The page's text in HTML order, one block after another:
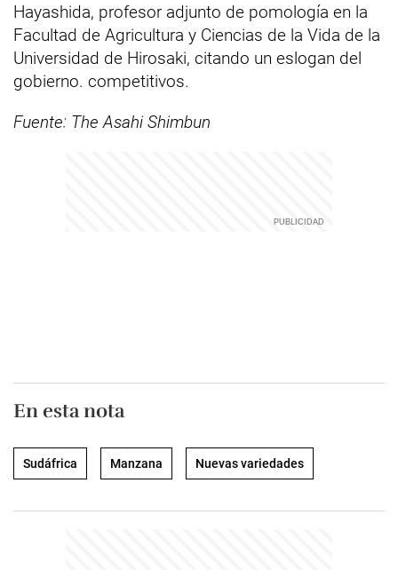
Hayashida, profesor adjunto de pomología en la
Facultad de Agricultura y Ciencias de la Vida de la
Universidad de Hirosaki, citando un eslogan del
gobierno. competitivos.
Fuente: The Asahi Shimbun
En esta nota
Sudáfrica Manzana Nuevas variedades